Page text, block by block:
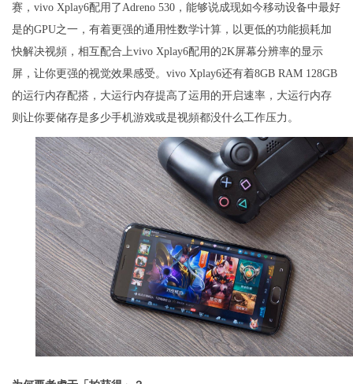
赛，vivo Xplay6配用了Adreno 530，能够说成现如今移动设备中最好
是的GPU之一，有着更强的通用性数学计算，以更低的功能损耗加
快解决视頻，相互配合上vivo Xplay6配用的2K屏幕分辨率的显示
屏，让你更强的视觉效果感受。vivo Xplay6还有着8GB RAM 128GB
的运行内存配搭，大运行内存提高了运用的开启速率，大运行内存
则让你要储存是多少手机游戏或是视頻都没什么工作压力。